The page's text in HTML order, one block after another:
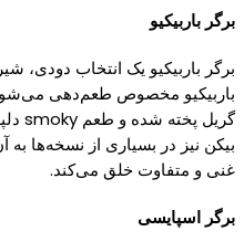
برگر باربیکیو
برگر باربیکیو یک انتخاب دودی،
باربیکیو مخصوص طعم‌دهی
گریل پخته شده و طعم smoky
بیکن نیز در بسیاری از نسخه‌ها
غنی و متفاوت خلق می‌کند.
برگر اسپایسی